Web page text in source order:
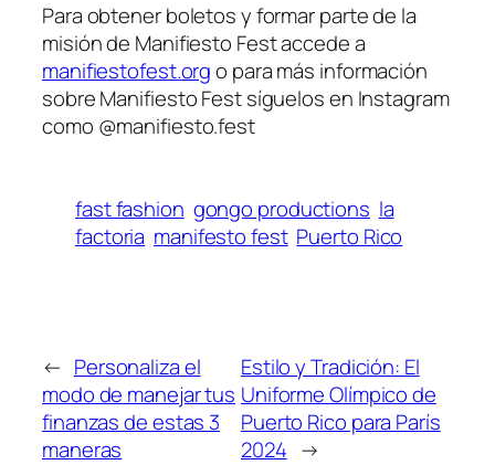
Para obtener boletos y formar parte de la
misión de Manifiesto Fest accede a
manifiestofest.orgo para más información
sobre Manifiesto Fest síguelos en Instagram
como @manifiesto.fest
fast fashion gongo productions la
factoria manifesto fest Puerto Rico
← Personaliza el
modo de manejar tus
finanzas de estas 3
maneras
Estilo y Tradición: El
Uniforme Olímpico de
Puerto Rico para París
2024 →